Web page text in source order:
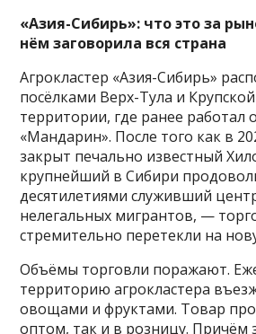
«Азия-Сибирь»: что это за
нём заговорила вся страна
Агрокластер «Азия-Сибирь»
посёлками Верх-Тула и
территории, где ранее
«Мандарин». После того как в
закрыт печально известный
крупнейший в Сибири
десятилетиями служивший
нелегальных мигрантов, —
стремительно перетекли на
Объёмы торговли поражают.
территорию агрокластера
овощами и фруктами. Товар
оптом, так и в розницу. Причём